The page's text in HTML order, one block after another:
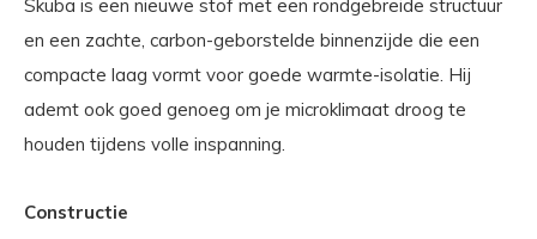
Skuba is een nieuwe stof met een rondgebreide structuur
en een zachte, carbon-geborstelde binnenzijde die een
compacte laag vormt voor goede warmte-isolatie. Hij
ademt ook goed genoeg om je microklimaat droog te
houden tijdens volle inspanning.
Constructie